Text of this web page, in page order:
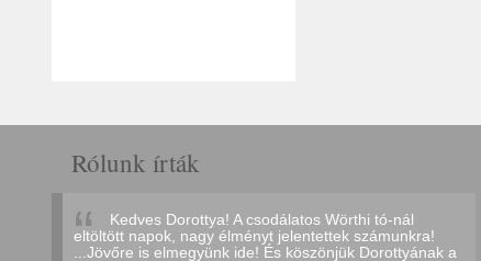
Rólunk írták
Kedves Dorottya! A csodálatos Wörthi tó-nál
eltöltött napok, nagy élményt jelentettek számunkra!
...Jövőre is elmegyünk ide! És köszönjük Dorottyának a